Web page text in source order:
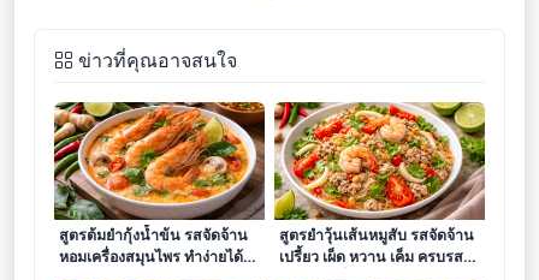
ข่าวที่คุณอาจสนใจ
สูตรต้มยำกุ้งน้ำข้น รสจัดจ้าน
หอมเครื่องสมุนไพร ทำง่ายได้ที่
สูตรยำวุ้นเส้นหมูสับ รสจัดจ้าน
เปรี้ยว เผ็ด หวาน เค็ม ครบรส